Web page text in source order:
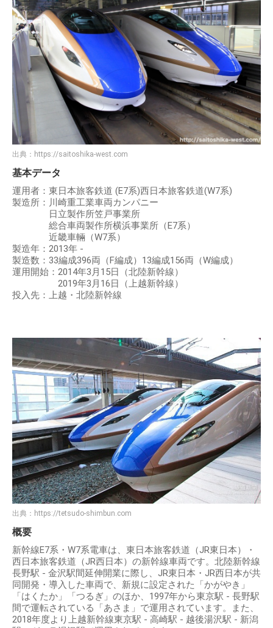
出典： https://saitoshika-west.com
基本データ
運用者：東日本旅客鉄道 (E7系)西日本旅客鉄道(W7系)
製造所：川崎重工業車両カンパニー
日立製作所笠戸事業所
総合車両製作所横浜事業所（E7系）
近畿車輛（W7系）
製造年：2013年 -
製造数：33編成396両（F編成）13編成156両（W編成）
運用開始：2014年3月15日（北陸新幹線）
2019年3月16日（上越新幹線）
投入先：上越・北陸新幹線
出典： https://tetsudo-shimbun.com
概要
新幹線E7系・W7系電車は、東日本旅客鉄道（JR東日本）・
西日本旅客鉄道（JR西日本）の新幹線車両です。北陸新幹線
長野駅 - 金沢駅間延伸開業に際し、JR東日本・JR西日本が共
同開発・導入した車両で、新規に設定された「かがやき」
「はくたか」「つるぎ」のほか、1997年から東京駅 - 長野駅
間で運転されている「あさま」で運用されています。また、
2018年度より上越新幹線東京駅 - 高崎駅 - 越後湯沢駅 - 新潟